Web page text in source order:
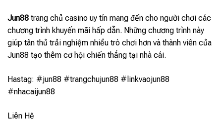
Jun88 trang chủ casino uy tín mang đến cho người chơi các
chương trình khuyến mãi hấp dẫn. Những chương trình này
giúp tân thủ trải nghiệm nhiều trò chơi hơn và thành viên của
Jun88 tạo thêm cơ hội chiến thắng tại nhà cái.
Hastag: #jun88 #trangchujun88 #linkvaojun88
#nhacaijun88
Liên Hệ